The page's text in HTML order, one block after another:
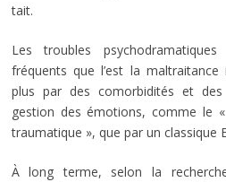
tait.
Les troubles
fréquents que l’est la
plus par des comorbidités et
gestion des émotions, comme le
traumatique », que par un classique
À long terme, selon la